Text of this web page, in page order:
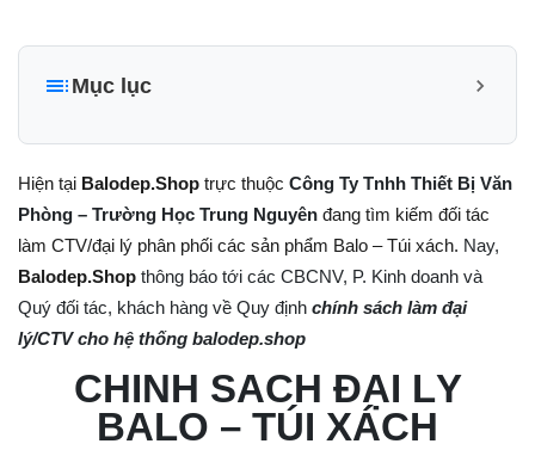
Mục lục
+ Mua lẻ hoặc làm Nhà phân phối/Đại lý bán hàng nhãn
[Hỗ trợ in Logo/thông tin khách hàng lên Sản phẩm chỉ từ
Hiện tại Balodep.Shop trực thuộc Công Ty Tnhh Thiết Bị Văn
Phòng – Trường Học Trung Nguyên đang tìm kiếm đối tác
làm CTV/đại lý phân phối các sản phẩm Balo – Túi xách. Nay,
Balodep.Shop thông báo tới các CBCNV, P. Kinh doanh và
Quý đối tác, khách hàng về Quy định chính sách làm đại
lý/CTV cho hệ thống balodep.shop
CHÍNH SÁCH ĐẠI LÝ
BALO – TÚI XÁCH